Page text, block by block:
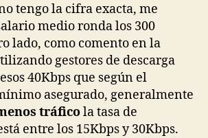
tengo la cifra exacta, me
medio ronda los 300
lado, como comento en la
gestores de descarga
40Kbps que según el
asegurado, generalmente
tráficola tasa de
entre los 15Kbps y 30Kbps.